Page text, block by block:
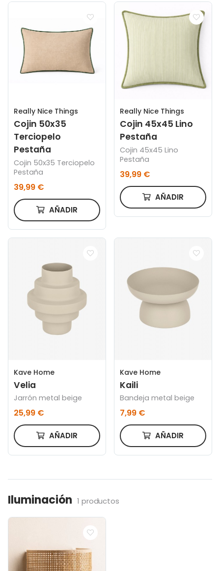
Really Nice Things
Cojin 50x35
Terciopelo
Pestaña
Cojin 50x35 Terciopelo
Pestaña
39,99 €
AÑADIR
Really Nice Things
Cojin 45x45 Lino
Pestaña
Cojin 45x45 Lino
Pestaña
39,99 €
AÑADIR
Kave Home
Velia
Jarrón metal beige
25,99 €
AÑADIR
Kave Home
Kaili
Bandeja metal beige
7,99 €
AÑADIR
Iluminación 1 productos